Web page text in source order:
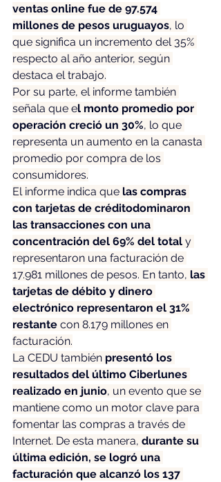
ventas online fue de 97.574
millones de pesos uruguayos, lo
que significa un incremento del 35%
respecto al año anterior, según
destaca el trabajo.
Por su parte, el informe también
señala que el monto promedio por
operación creció un 30%, lo que
representa un aumento en la canasta
promedio por compra de los
consumidores.
El informe indica que las compras
con tarjetas de créditodominaron
las transacciones con una
concentración del 69% del total y
representaron una facturación de
17.981 millones de pesos. En tanto, las
tarjetas de débito y dinero
electrónico representaron el 31%
restante con 8.179 millones en
facturación.
La CEDU también presentó los
resultados del último Ciberlunes
realizado en junio, un evento que se
mantiene como un motor clave para
fomentar las compras a través de
Internet. De esta manera, durante su
última edición, se logró una
facturación que alcanzó los 137